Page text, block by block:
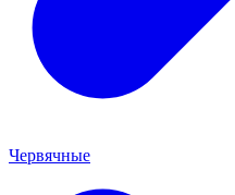
Червячные